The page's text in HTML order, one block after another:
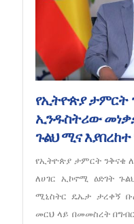
የኢትዮጵያ ታምርት
ኢንዱስትሪው
ጉልህ ሚና
የኢትዮጵያ ታምርት ንቅናቄ
ለሀገር ኢኮኖሚ ዕድገት
ሚኒስትር ዴኤታ ታረቀኝ
መርህ ላይ በመመስረት